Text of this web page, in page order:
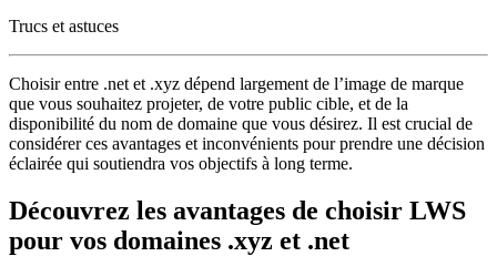
Trucs et astuces
Choisir entre .net et .xyz dépend largement de l’image de marque
que vous souhaitez projeter, de votre public cible, et de la
disponibilité du nom de domaine que vous désirez. Il est crucial de
considérer ces avantages et inconvénients pour prendre une décision
éclairée qui soutiendra vos objectifs à long terme.
Découvrez les avantages de choisir LWS
pour vos domaines .xyz et .net